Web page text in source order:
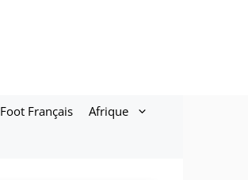
Foot Français Afrique